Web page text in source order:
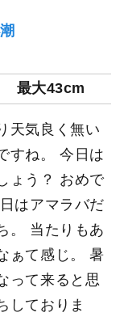
最大43cm
天気良く無い
すね。 今日は
ょう？ おめで
はアマラバだ
。 当たりもあ
ぁて感じ。 暑
って来ると思
しておりま